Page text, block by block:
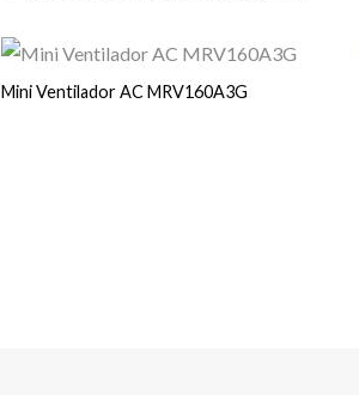
Mini Ventilador AC MRV160A3G